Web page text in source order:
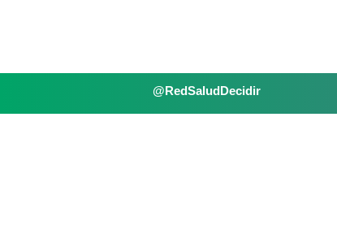
@RedSaludDecidir